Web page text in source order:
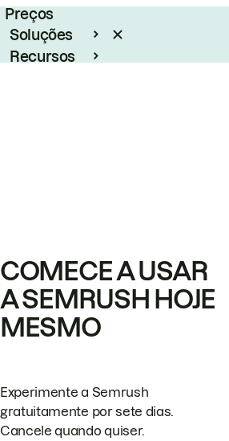
Preços
Soluções
Recursos
COMECE A USAR
A SEMRUSH HOJE
MESMO
Experimente a Semrush
gratuitamente por sete dias.
Cancele quando quiser.